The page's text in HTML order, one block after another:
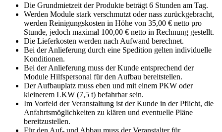
Die Grundmietzeit der Produkte beträgt 6 Stunden am Tag.
Werden Module stark verschmutzt oder nass zurückgebracht,
werden Reinigungskosten in Höhe von 35,00 € netto pro
Stunde, jedoch maximal 100,00 € netto in Rechnung gestellt.
Die Lieferkosten werden nach Aufwand berechnet.
Bei der Anlieferung durch eine Spedition gelten individuelle
Konditionen.
Bei der Anlieferung muss der Kunde entsprechend der
Module Hilfspersonal für den Aufbau bereitstellen.
Der Aufbauplatz muss eben und mit einem PKW oder
kleinerem LKW (7,5 t) befahrbar sein.
Im Vorfeld der Veranstaltung ist der Kunde in der Pflicht, die
Anfahrtsmöglichkeiten zu klären und eventuelle Pläne
bereitzustellen.
Für den Auf- und Abbau muss der Veranstalter für